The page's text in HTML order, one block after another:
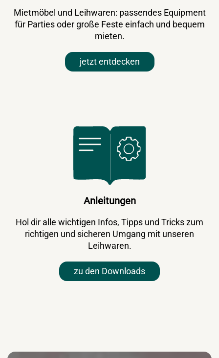
Mietmöbel und Leihwaren: passendes Equipment
für Parties oder große Feste einfach und bequem
mieten.
jetzt entdecken
Anleitungen
Hol dir alle wichtigen Infos, Tipps und Tricks zum
richtigen und sicheren Umgang mit unseren
Leihwaren.
zu den Downloads